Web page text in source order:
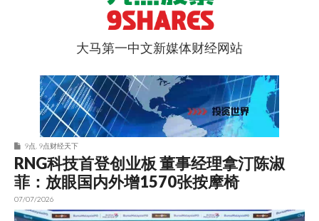
9点股票
大马第一中文新媒体财经网站
9点 9点财经天下
RNG科技首登创业板 董事经理拿汀陈淑
菲：放眼国内外增1570张按摩椅
07/07/2026